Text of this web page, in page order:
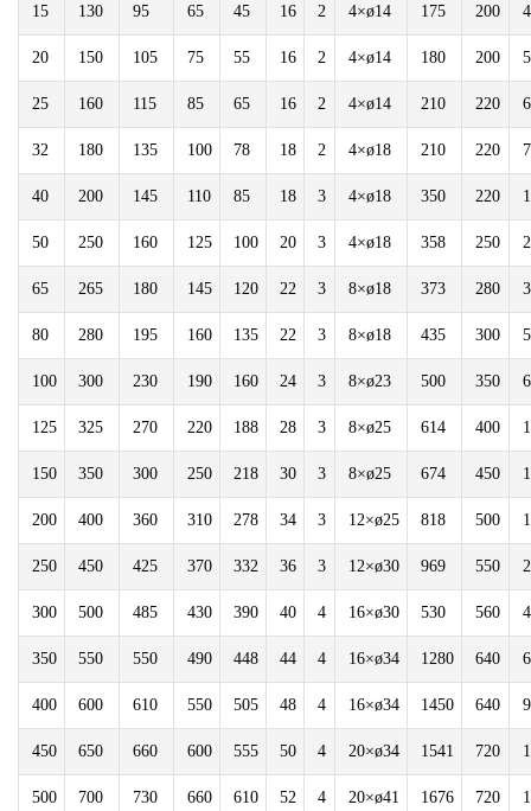
15 130 95 65 45 16 2 4×ø14 175 200 4
20 150 105 75 55 16 2 4×ø14 180 200 5
25 160 115 85 65 16 2 4×ø14 210 220 6
32 180 135 100 78 18 2 4×ø18 210 220 7
40 200 145 110 85 18 3 4×ø18 350 220
50 250 160 125 100 20 3 4×ø18 358 250
65 265 180 145 120 22 3 8×ø18 373 280
80 280 195 160 135 22 3 8×ø18 435 300
100 300 230 190 160 24 3 8×ø23 500 350
125 325 270 220 188 28 3 8×ø25 614 400
150 350 300 250 218 30 3 8×ø25 674 450
200 400 360 310 278 34 3 12×ø25 818 500
250 450 425 370 332 36 3 12×ø30 969 550
300 500 485 430 390 40 4 16×ø30 530 560
350 550 550 490 448 44 4 16×ø34 1280 640
400 600 610 550 505 48 4 16×ø34 1450 640
450 650 660 600 555 50 4 20×ø34 1541 720
500 700 730 660 610 52 4 20×ø41 1676 720